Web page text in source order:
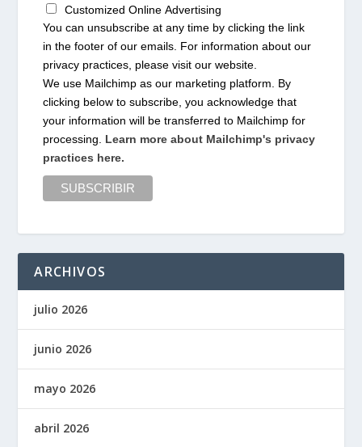
Customized Online Advertising
You can unsubscribe at any time by clicking the link
in the footer of our emails. For information about our
privacy practices, please visit our website.
We use Mailchimp as our marketing platform. By
clicking below to subscribe, you acknowledge that
your information will be transferred to Mailchimp for
processing. Learn more about Mailchimp's privacy
practices here.
ARCHIVOS
julio 2026
junio 2026
mayo 2026
abril 2026